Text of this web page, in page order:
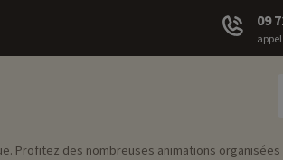
09
Profitez des nombreuses animations